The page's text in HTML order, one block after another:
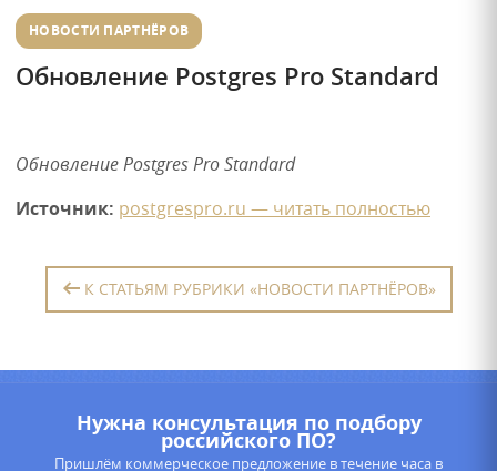
НОВОСТИ ПАРТНЁРОВ
Обновление Postgres Pro Standard
Обновление Postgres Pro Standard
Источник: postgrespro.ru — читать полностью
К СТАТЬЯМ РУБРИКИ «НОВОСТИ ПАРТНЁРОВ»
Нужна консультация по подбору
российского ПО?
Пришлём коммерческое предложение в течение часа в